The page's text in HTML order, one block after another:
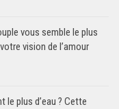
vous semble le plus
vision de l’amour
le plus d’eau ? Cette